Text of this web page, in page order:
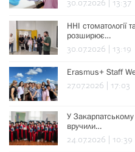
30.07.2026 | 13:37
ННІ стоматології
розширює…
30.07.2026 | 13:19
Erasmus+ Staff
27.07.2026 | 17:03
У
вручили…
24.07.2026 | 10:39